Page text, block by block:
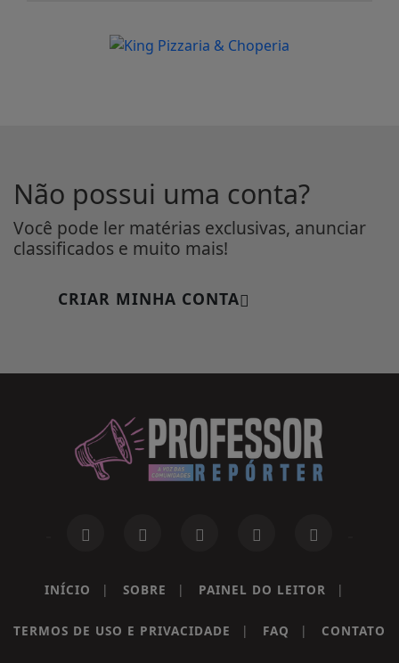
Não possui uma conta?
Você pode ler matérias exclusivas, anunciar
classificados e muito mais!
CRIAR MINHA CONTA
INÍCIO | SOBRE | PAINEL DO LEITOR |
TERMOS DE USO E PRIVACIDADE | FAQ | CONTATO
Termos de Uso e Privacidade